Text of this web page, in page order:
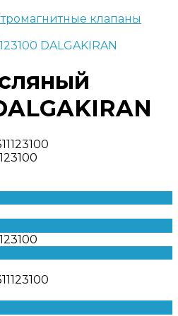
клапаны
DALGAKIRAN